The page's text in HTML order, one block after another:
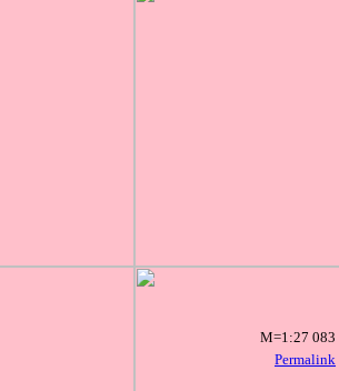
Permalink
M=1:27 083